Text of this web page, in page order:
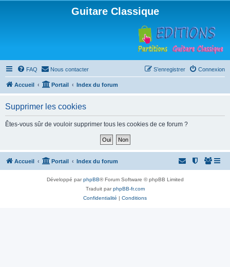
Guitare Classique
FAQ Nous contacter Connexion
S’enregistrer
Accueil Portail Index du forum
Supprimer les cookies
Êtes-vous sûr de vouloir supprimer tous les cookies de ce forum ?
Accueil Portail Index du forum
Développé parphpBB® Forum Software © phpBB Limited
Traduit parphpBB-fr.com
Confidentialité | Conditions